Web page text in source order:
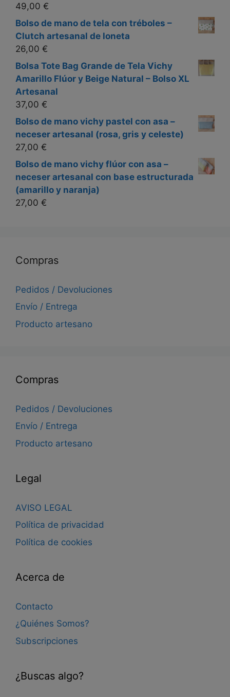
49,00 €
Bolso de mano de tela con tréboles –
Clutch artesanal de loneta
26,00 €
Bolsa Tote Bag Grande de Tela Vichy
Amarillo Flúor y Beige Natural – Bolso XL
Artesanal
37,00 €
Bolso de mano vichy pastel con asa –
neceser artesanal (rosa, gris y celeste)
27,00 €
Bolso de mano vichy flúor con asa –
neceser artesanal con base estructurada
(amarillo y naranja)
27,00 €
Compras
Pedidos / Devoluciones
Envío / Entrega
Producto artesano
Compras
Pedidos / Devoluciones
Envío / Entrega
Producto artesano
Legal
AVISO LEGAL
Política de privacidad
Política de cookies
Acerca de
Contacto
¿Quiénes Somos?
Subscripciones
¿Buscas algo?